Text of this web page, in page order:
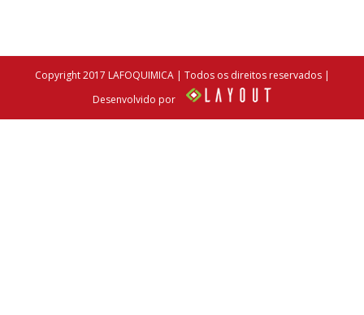
Copyright 2017 LAFOQUIMICA | Todos os direitos reservados |
Desenvolvido por